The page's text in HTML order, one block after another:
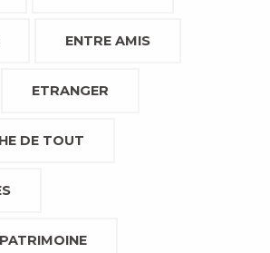
ENTRE AMIS
ETRANGER
DE TOUT